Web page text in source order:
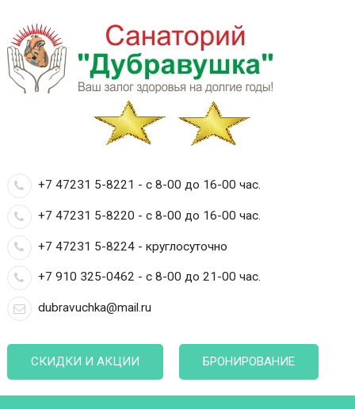
+7 47231 5-8221 - с 8-00 до 16-00 час.
+7 47231 5-8220 - с 8-00 до 16-00 час.
+7 47231 5-8224 - круглосуточно
+7 910 325-0462 - с 8-00 до 21-00 час.
dubravuchka@mail.ru
СКИДКИ И АКЦИИ БРОНИРОВАНИЕ